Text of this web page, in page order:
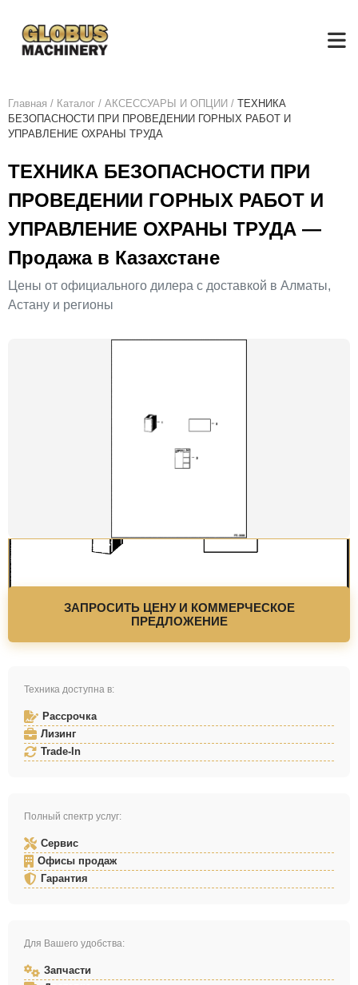
Главная / Каталог / АКСЕСCУАРЫ И ОПЦИИ / ТЕХНИКА
БЕЗОПАСНОСТИ ПРИ ПРОВЕДЕНИИ ГОРНЫХ РАБОТ И
УПРАВЛЕНИЕ ОХРАНЫ ТРУДА
ТЕХНИКА БЕЗОПАСНОСТИ ПРИ
ПРОВЕДЕНИИ ГОРНЫХ РАБОТ И
УПРАВЛЕНИЕ ОХРАНЫ ТРУДА —
Продажа в Казахстане
Цены от официального дилера с доставкой в Алматы,
Астану и регионы
ЗАПРОСИТЬ ЦЕНУ И КОММЕРЧЕСКОЕ
ПРЕДЛОЖЕНИЕ
Техника доступна в:
Рассрочка
Лизинг
Trade-In
Полный спектр услуг:
Сервис
Офисы продаж
Гарантия
Для Вашего удобства:
Запчасти